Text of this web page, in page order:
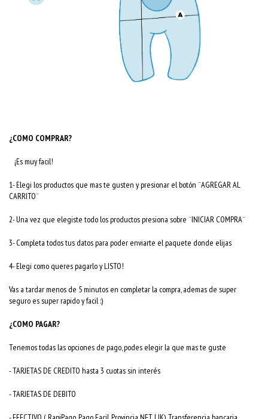
¿COMO COMPRAR?
¡Es muy facil!
1- Elegi los productos que mas te gusten y presionar el botón ¨AGREGAR AL
CARRITO¨
2- Una vez que elegiste todo los productos presiona sobre ¨INICIAR COMPRA¨
3- Completa todos tus datos para poder enviarte el paquete donde elijas
4- Elegi como queres pagarlo y LISTO!
Vas a tardar menos de 5 minutos en completar la compra, ademas de super
seguro es super rapido y facil :)
¿COMO PAGAR?
Tenemos todas las opciones de pago, podes elegir la que mas te guste
- TARJETAS DE CREDITO hasta 3 cuotas sin interés
- TARJETAS DE DEBITO